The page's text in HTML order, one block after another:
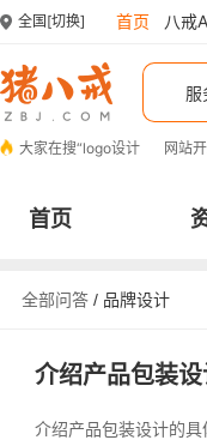
全国 [切换] 首页 八戒
服
大家在搜“logo设计 网站
首页
全部问答 / 品牌设计
介绍产品包装
介绍产品包装设计的具